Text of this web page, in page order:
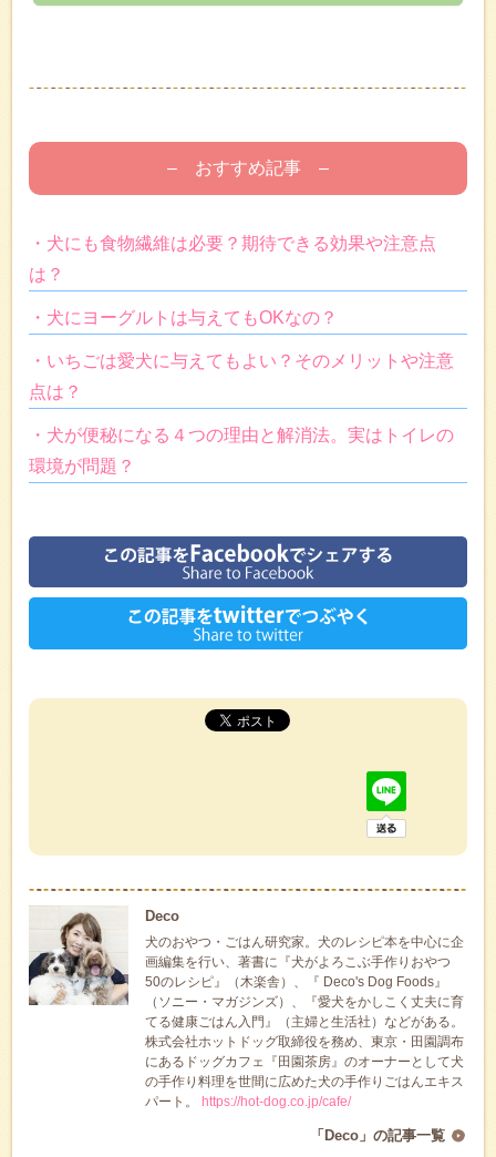
– おすすめ記事 –
・犬にも食物繊維は必要？期待できる効果や注意点
は？
・犬にヨーグルトは与えてもOKなの？
・いちごは愛犬に与えてもよい？そのメリットや注意
点は？
・犬が便秘になる４つの理由と解消法。実はトイレの
環境が問題？
Deco
犬のおやつ・ごはん研究家。犬のレシピ本を中心に企
画編集を行い、著書に『犬がよろこぶ手作りおやつ
50のレシピ』（木楽舎）、『 Deco's Dog Foods』
（ソニー・マガジンズ）、『愛犬をかしこく丈夫に育
てる健康ごはん入門』（主婦と生活社）などがある。
株式会社ホットドッグ取締役を務め、東京・田園調布
にあるドッグカフェ『田園茶房』のオーナーとして犬
の手作り料理を世間に広めた犬の手作りごはんエキス
パート。 https://hot-dog.co.jp/cafe/
「Deco」の記事一覧